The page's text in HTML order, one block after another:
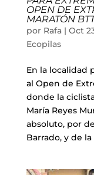
OPEN DE
MARATÓN
por Rafa| Oct
Ecopilas
En la localidad
al Open de
donde la
María Reyes
absoluto, por
Barrado, y de